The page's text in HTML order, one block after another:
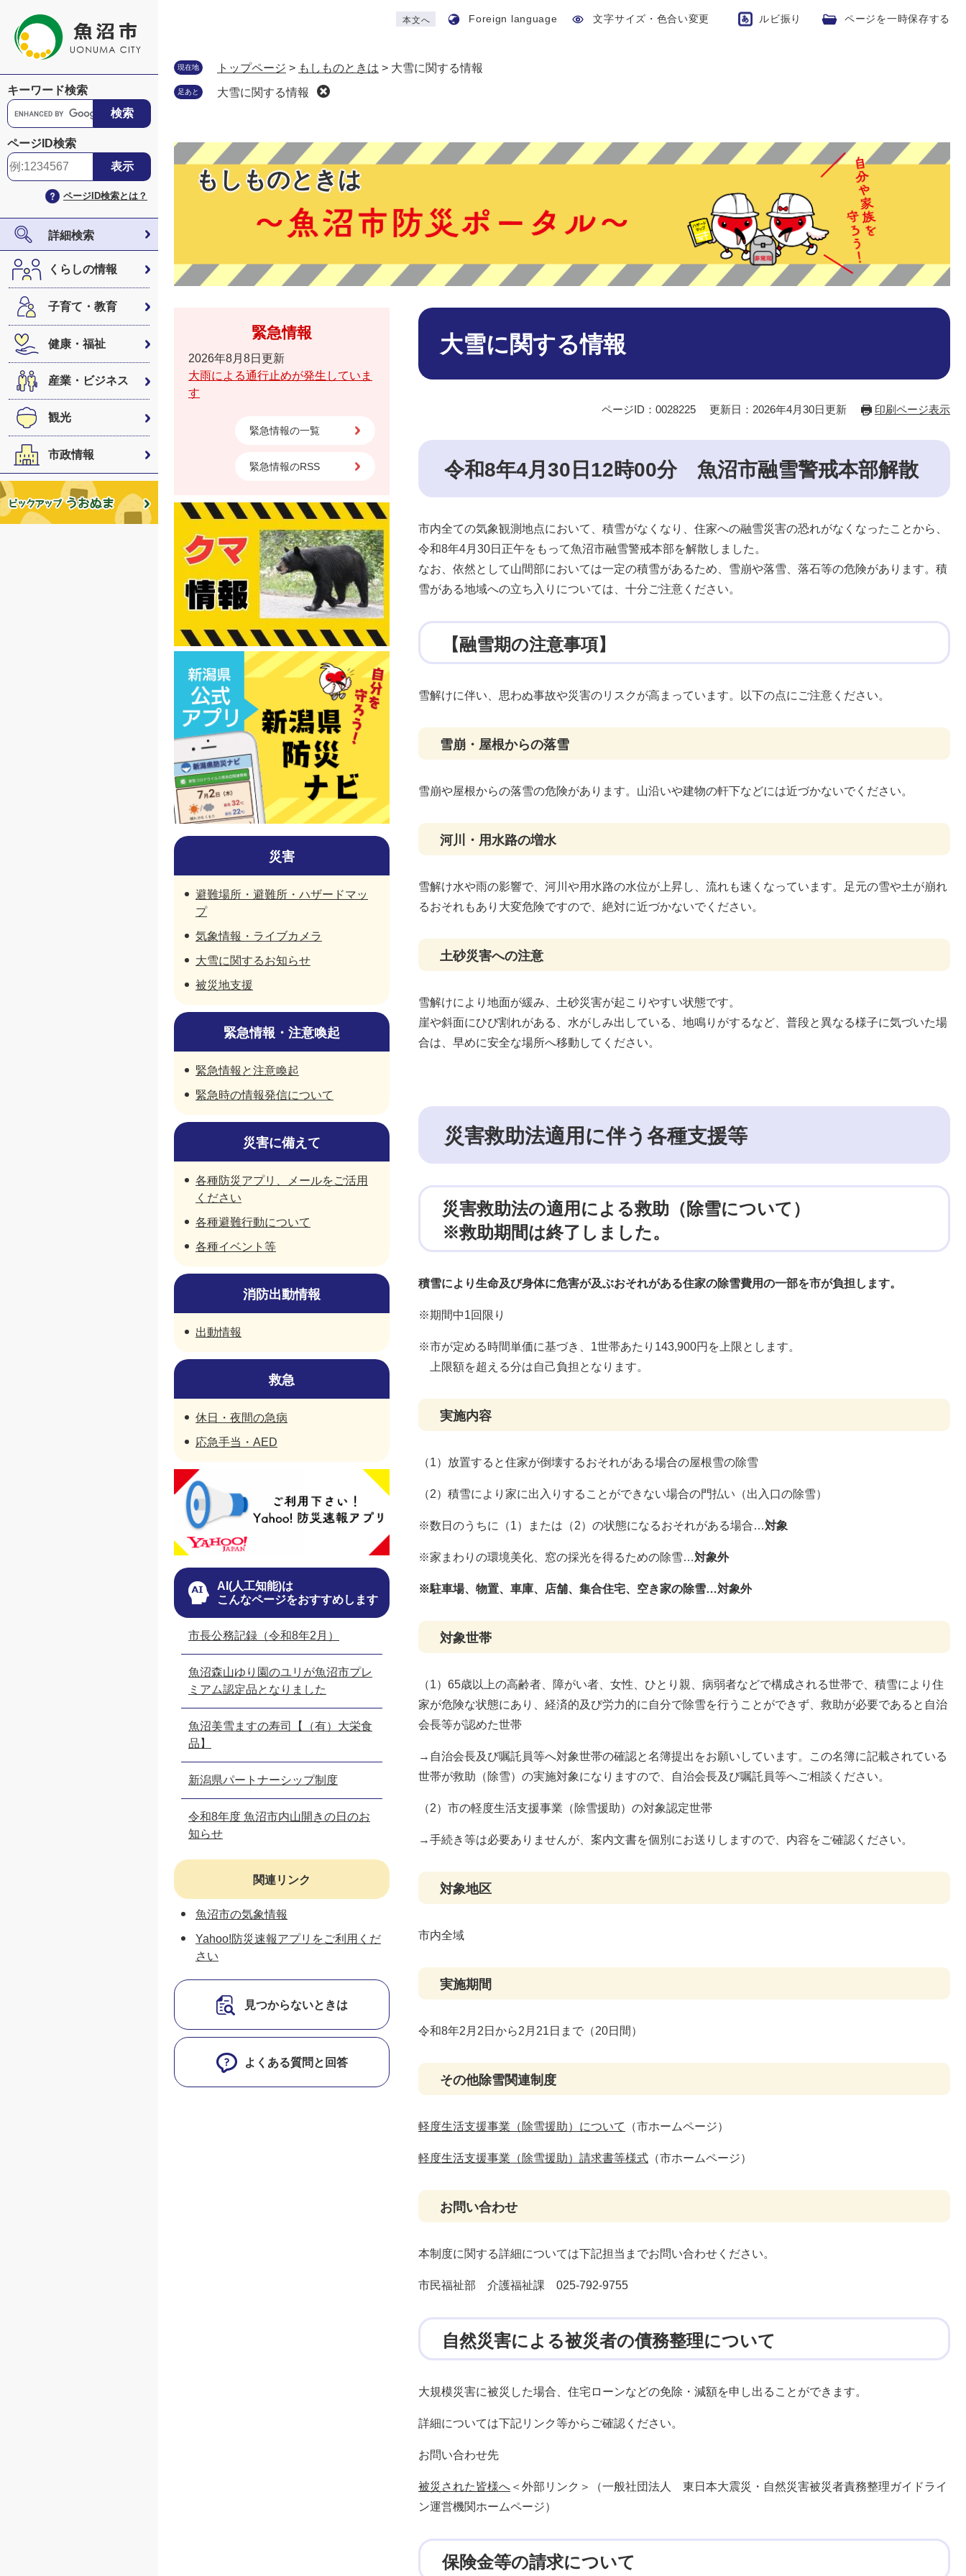
本文へ Foreign language 文字サイズ・色合い変更 ルビ振り ページを一時保存する
キーワード検索
G
o
o
g
ス
タ
ム
検
索
ページID検索
ページID検索とは？
詳細検索
くらしの情報
子育て・教育
健康・福祉
産業・ビジネス
観光
市政情報
現在地 トップページ > もしものときは > 大雪に関する情報
足あと 大雪に関する情報
もしものときは
本
大雪に関する情報
ページID：0028225 更新日：2026年4月30日更新 印刷ページ表示
令和8年4月30日12時00分 魚沼市融雪警戒本部解散
市内全ての気象観測地点において、積雪がなくなり、住家への融雪災害の恐れがなくなったことから、
令和8年4月30日正午をもって魚沼市融雪警戒本部を解散しました。
なお、依然として山間部においては一定の積雪があるため、雪崩や落雪、落石等の危険があります。積
雪がある地域への立ち入りについては、十分ご注意ください。
【融雪期の注意事項】
雪解けに伴い、思わぬ事故や災害のリスクが高まっています。以下の点にご注意ください。
雪崩・屋根からの落雪
雪崩や屋根からの落雪の危険があります。山沿いや建物の軒下などには近づかないでください。
河川・用水路の増水
雪解け水や雨の影響で、河川や用水路の水位が上昇し、流れも速くなっています。足元の雪や土が崩れ
るおそれもあり大変危険ですので、絶対に近づかないでください。
土砂災害への注意
雪解けにより地面が緩み、土砂災害が起こりやすい状態です。
崖や斜面にひび割れがある、水がしみ出している、地鳴りがするなど、普段と異なる様子に気づいた場
合は、早めに安全な場所へ移動してください。
災害救助法適用に伴う各種支援等
災害救助法の適用による救助（除雪について）
※救助期間は終了しました。
積雪により生命及び身体に危害が及ぶおそれがある住家の除雪費用の一部を市が負担します。
※期間中1回限り
※市が定める時間単価に基づき、1世帯あたり143,900円を上限とします。
上限額を超える分は自己負担となります。
実施内容
（1）放置すると住家が倒壊するおそれがある場合の屋根雪の除雪
（2）積雪により家に出入りすることができない場合の門払い（出入口の除雪）
※数日のうちに（1）または（2）の状態になるおそれがある場合…対象
※家まわりの環境美化、窓の採光を得るための除雪…対象外
※駐車場、物置、車庫、店舗、集合住宅、空き家の除雪…対象外
対象世帯
（1）65歳以上の高齢者、障がい者、女性、ひとり親、病弱者などで構成される世帯で、積雪により住
家が危険な状態にあり、経済的及び労力的に自分で除雪を行うことができず、救助が必要であると自治
会長等が認めた世帯
→自治会長及び嘱託員等へ対象世帯の確認と名簿提出をお願いしています。この名簿に記載されている
世帯が救助（除雪）の実施対象になりますので、自治会長及び嘱託員等へご相談ください。
（2）市の軽度生活支援事業（除雪援助）の対象認定世帯
→手続き等は必要ありませんが、案内文書を個別にお送りしますので、内容をご確認ください。
対象地区
市内全域
実施期間
令和8年2月2日から2月21日まで（20日間）
その他除雪関連制度
軽度生活支援事業（除雪援助）について （市ホームページ）
軽度生活支援事業（除雪援助）請求書等様式 （市ホームページ）
お問い合わせ
本制度に関する詳細については下記担当までお問い合わせください。
市民福祉部 介護福祉課 025-792-9755
自然災害による被災者の債務整理について
大規模災害に被災した場合、住宅ローンなどの免除・減額を申し出ることができます。
詳細については下記リンク等からご確認ください。
お問い合わせ先
被災された皆様へ ＜外部リンク＞
（一般社団法人 東日本大震災・自然災害被災者責務整理ガイドライ
ン運営機関ホームページ）
保険金等の請求について
緊急情報
2026年8月8日更新
大雨による通行止めが発生していま
す
緊急情報の一覧
緊急情報のRSS
災害
避難場所・避難所・ハザードマッ
プ
気象情報・ライブカメラ
大雪に関するお知らせ
被災地支援
緊急情報・注意喚起
緊急情報と注意喚起
緊急時の情報発信について
災害に備えて
各種防災アプリ、メールをご活用
ください
各種避難行動について
各種イベント等
消防出動情報
出動情報
救急
休日・夜間の急病
応急手当・AED
AI(人工知能)は
こんなページをおすすめします
市長公務記録（令和8年2月）
魚沼森山ゆり園のユリが魚沼市プレ
ミアム認定品となりました
魚沼美雪ますの寿司【（有）大栄食
品】
新潟県パートナーシップ制度
令和8年度 魚沼市内山開きの日のお
知らせ
関連リンク
魚沼市の気象情報
Yahoo!防災速報アプリをご利用くだ
さい
見つからないときは
よくある質問と回答